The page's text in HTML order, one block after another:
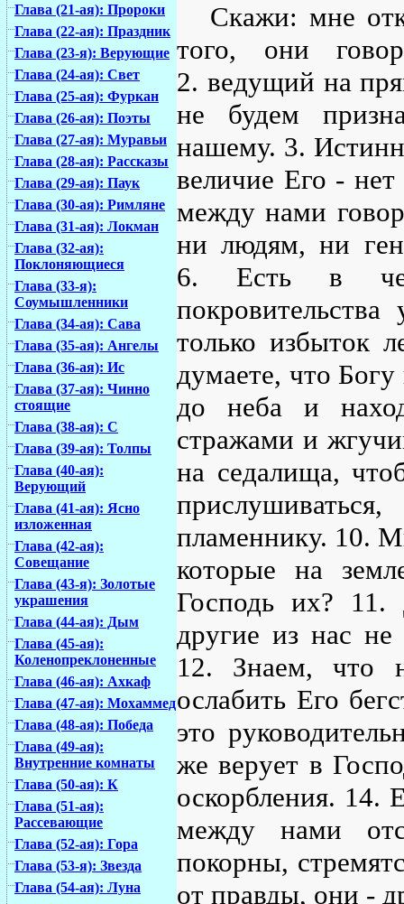
Глава (21-ая): Пророки
Глава (22-ая): Праздник
Глава (23-я): Верующие
Глава (24-ая): Свет
Глава (25-ая): Фуркан
Глава (26-ая): Поэты
Глава (27-ая): Муравьи
Глава (28-ая): Рассказы
Глава (29-ая): Паук
Глава (30-ая): Римляне
Глава (31-ая): Локман
Глава (32-ая):
Поклоняющиеся
Глава (33-я):
Соумышленники
Глава (34-ая): Сава
Глава (35-ая): Ангелы
Глава (36-ая): Ис
Глава (37-ая): Чинно
стоящие
Глава (38-ая): С
Глава (39-ая): Толпы
Глава (40-ая):
Верующий
Глава (41-ая): Ясно
изложенная
Глава (42-ая):
Совещание
Глава (43-я): Золотые
украшения
Глава (44-ая): Дым
Глава (45-ая):
Коленопреклоненные
Глава (46-ая): Ахкаф
Глава (47-ая): Мохаммед
Глава (48-ая): Победа
Глава (49-ая):
Внутренние комнаты
Глава (50-ая): К
Глава (51-ая):
Рассевающие
Глава (52-ая): Гора
Глава (53-я): Звезда
Глава (54-ая): Луна
Скажи: мне
того, они
2. ведущий на
не будем
нашему. 3.
величие Его -
между нами
ни людям, ни
6. Есть в
только избыток
думаете, что
до неба и
стражами и
на седалища,
пламеннику. 10.
которые на
Господь их? 11.
другие из нас
12. Знаем, что
ослабить Его
это
же верует в
оскорбления. 14.
между нами
покорны,
от правды, они -